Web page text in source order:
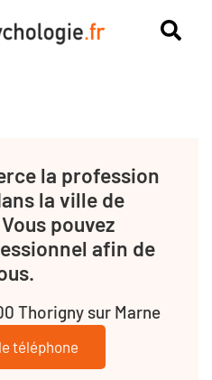
la profession
la ville de
pouvez
afin de
Thorigny sur Marne
téléphone